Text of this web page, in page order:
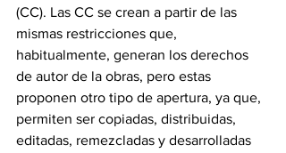
(CC). Las CC se crean a partir de las
mismas restricciones que,
habitualmente, generan los derechos
de autor de la obras, pero estas
proponen otro tipo de apertura, ya que,
permiten ser copiadas, distribuidas,
editadas, remezcladas y desarrolladas